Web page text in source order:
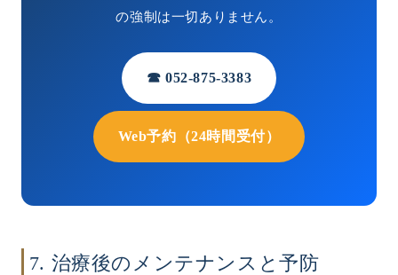
の強制は一切ありません。
☎ 052-875-3383
Web予約（24時間受付）
7. 治療後のメンテナンスと予防